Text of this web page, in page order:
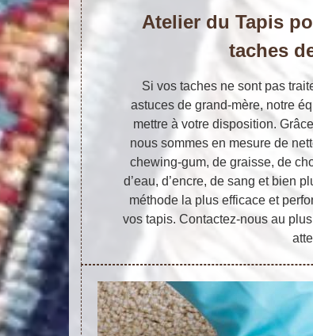
Atelier du Tapis
taches
Si vos taches ne sont pas
astuces de grand-mère, notre
mettre à votre disposition.
nous sommes en mesure de
chewing-gum, de graisse, de
d’eau, d’encre, de sang et bien
méthode la plus efficace et
vos tapis. Contactez-nous au